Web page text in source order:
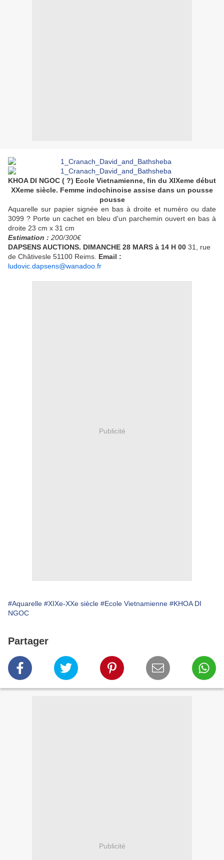
KHOA DI NGOC ( ?) Ecole Vietnamienne, fin du XIXeme début
XXeme siècle. Femme indochinoise assise dans un pousse
pousse
Aquarelle sur papier signée en bas à droite et numéro ou date
3099 ? Porte un cachet en bleu d'un parchemin ouvert en bas à
droite 23 cm x 31 cm
Estimation : 200/300€
DAPSENS AUCTIONS. DIMANCHE 28 MARS à 14 H 00 31, rue
de Châtivesle 51100 Reims. Email :
ludovic.dapsens@wanadoo.fr
Publicité
#Aquarelle #XIXe-XXe siècle #Ecole Vietnamienne #KHOA DI
NGOC
Partager
Publicité